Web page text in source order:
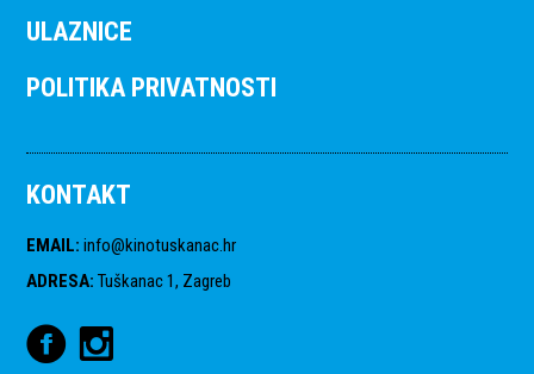
ULAZNICE
POLITIKA PRIVATNOSTI
KONTAKT
EMAIL: info@kinotuskanac.hr
ADRESA: Tuškanac 1, Zagreb